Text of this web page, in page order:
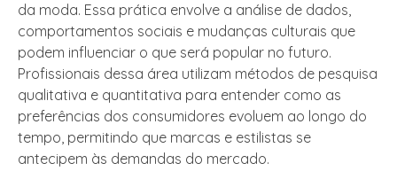
da moda. Essa prática envolve a análise de dados,
comportamentos sociais e mudanças culturais que
podem influenciar o que será popular no futuro.
Profissionais dessa área utilizam métodos de pesquisa
qualitativa e quantitativa para entender como as
preferências dos consumidores evoluem ao longo do
tempo, permitindo que marcas e estilistas se
antecipem às demandas do mercado.